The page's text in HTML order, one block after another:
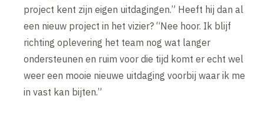
project kent zijn eigen uitdagingen.” Heeft hij dan al
een nieuw project in het vizier? “Nee hoor. Ik blijf
richting oplevering het team nog wat langer
ondersteunen en ruim voor die tijd komt er echt wel
weer een mooie nieuwe uitdaging voorbij waar ik me
in vast kan bijten.”